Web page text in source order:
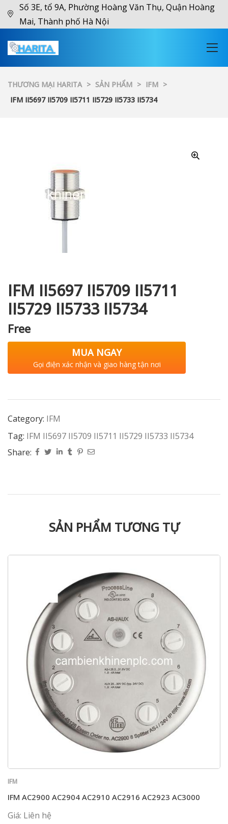
Số 3E, tổ 9A, Phường Hoàng Văn Thụ, Quận Hoàng
Mai, Thành phố Hà Nội
THƯƠNG MẠI HARITA > SẢN PHẨM > IFM >
IFM II5697 II5709 II5711 II5729 II5733 II5734
IFM II5697 II5709 II5711
II5729 II5733 II5734
Free
MUA NGAY
Gọi điện xác nhận và giao hàng tận nơi
Category: IFM
Tag: IFM II5697 II5709 II5711 II5729 II5733 II5734
Share:
SẢN PHẨM TƯƠNG TỰ
IFM
IFM AC2900 AC2904 AC2910 AC2916 AC2923 AC3000
Giá: Liên hệ